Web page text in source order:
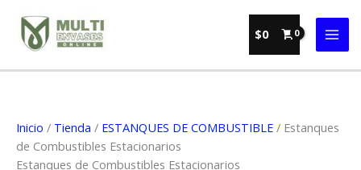
contenido
$0
Inicio / Tienda / ESTANQUES DE COMBUSTIBLE / Estanques
de Combustibles Estacionarios
Estanques de Combustibles Estacionarios